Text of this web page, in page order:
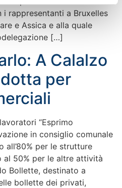
rappresentanti a Bruxelles
e Assica e alla quale
[…]
A Calalzo
per
“Esprimo
in consiglio comunale
all’80% per le strutture
50% per le altre attività
Bollette, destinato a
bollette dei privati,